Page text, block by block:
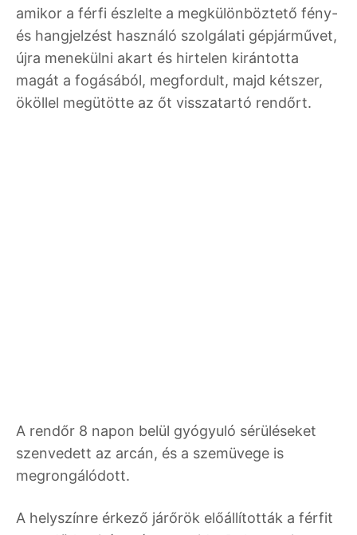
amikor a férfi észlelte a megkülönböztető fény-
és hangjelzést használó szolgálati gépjárművet,
újra menekülni akart és hirtelen kirántotta
magát a fogásából, megfordult, majd kétszer,
ököllel megütötte az őt visszatartó rendőrt.
A rendőr 8 napon belül gyógyuló sérüléseket
szenvedett az arcán, és a szemüvege is
megrongálódott.
A helyszínre érkező járőrök előállították a férfit